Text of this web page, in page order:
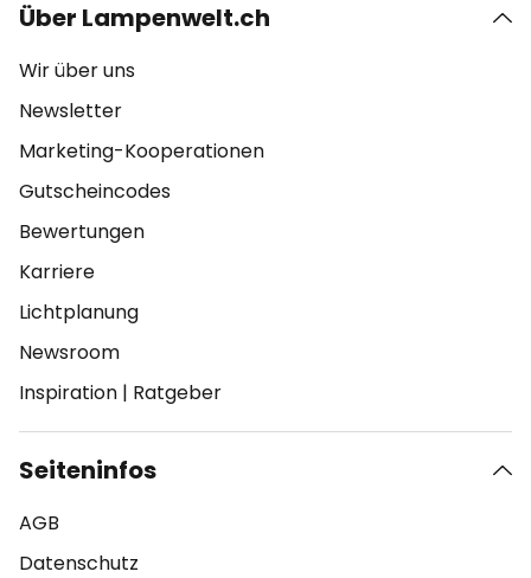
Über Lampenwelt.ch
Wir über uns
Newsletter
Marketing-Kooperationen
Gutscheincodes
Bewertungen
Karriere
Lichtplanung
Newsroom
Inspiration | Ratgeber
Seiteninfos
AGB
Datenschutz